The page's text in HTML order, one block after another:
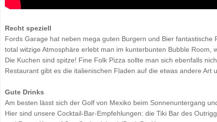
Recht speziell
Fords Garage hat neben mega guten Burgern und Bier
total witzige Atmosphäre erlebt man im kunterbunten Bubble Room,
Die Kuchen sind spitze! Fine Folk Pizza sollte man sich ebenfalls
Restaurant gibt es die italienischen Fladen auf die etwas andere Art
Gute Drinks
Am besten lässt sich der Golf von Mexiko beim Sonnenuntergang
Hier sind unsere Cocktail-Bar-Empfehlungen: die Tiki Bar des